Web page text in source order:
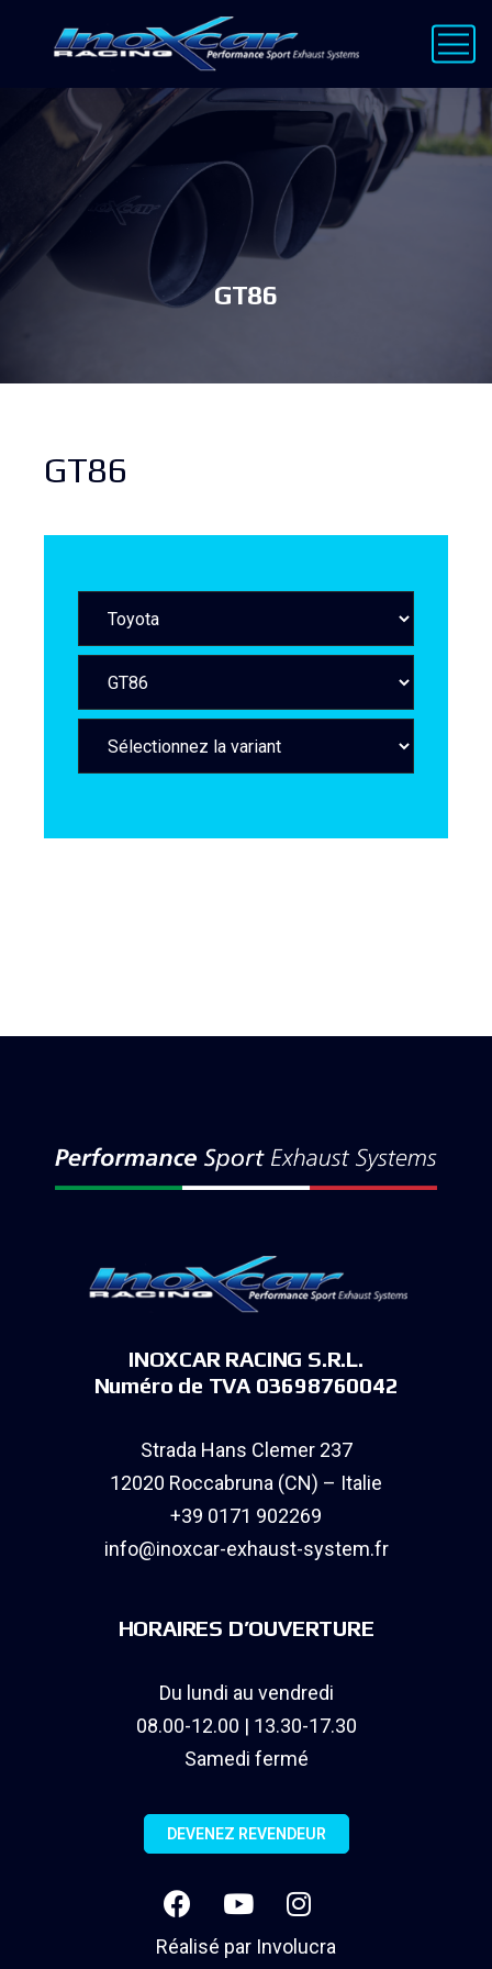
GT86
GT86
INOXCAR RACING S.R.L.
Numéro de TVA 03698760042
Strada Hans Clemer 237
12020 Roccabruna (CN) – Italie
+39 0171 902269
info@inoxcar-exhaust-system.fr
HORAIRES D’OUVERTURE
Du lundi au vendredi
08.00-12.00 | 13.30-17.30
Samedi fermé
DEVENEZ REVENDEUR
Réalisé par Involucra